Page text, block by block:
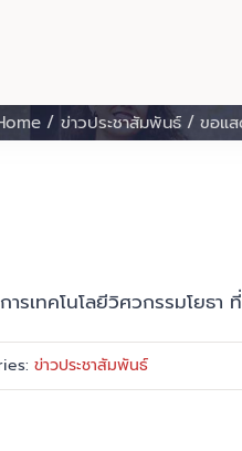
ข่าวประชาสัมพันธ์ ขอแ
รเทคโนโลยีวิศวกรรมโยธ
ข่าวประชาสัมพันธ์